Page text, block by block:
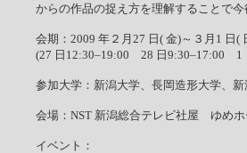
からの作品の捉え方を理解することで
会期：2009 年２月27 日( 金)～３月1 日(
(27 日12:30‒19:00 28 日9:30‒17:00 1
参加大学：新潟大学、長岡造形大学、
会場：NST 新潟総合テレビ社屋 ゆめ
イベント：